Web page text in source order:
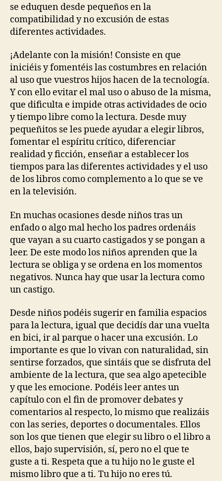
se eduquen desde pequeños en la
compatibilidad y no excusión de estas
diferentes actividades.
¡Adelante con la misión! Consiste en que
iniciéis y fomentéis las costumbres en relación
al uso que vuestros hijos hacen de la tecnología.
Y con ello evitar el mal uso o abuso de la misma,
que dificulta e impide otras actividades de ocio
y tiempo libre como la lectura. Desde muy
pequeñitos se les puede ayudar a elegir libros,
fomentar el espíritu crítico, diferenciar
realidad y ficción, enseñar a establecer los
tiempos para las diferentes actividades y el uso
de los libros como complemento a lo que se ve
en la televisión.
En muchas ocasiones desde niños tras un
enfado o algo mal hecho los padres ordenáis
que vayan a su cuarto castigados y se pongan a
leer. De este modo los niños aprenden que la
lectura se obliga y se ordena en los momentos
negativos. Nunca hay que usar la lectura como
un castigo.
Desde niños podéis sugerir en familia espacios
para la lectura, igual que decidís dar una vuelta
en bici, ir al parque o hacer una excusión. Lo
importante es que lo vivan con naturalidad, sin
sentirse forzados, que sintáis que se disfruta del
ambiente de la lectura, que sea algo apetecible
y que les emocione. Podéis leer antes un
capítulo con el fin de promover debates y
comentarios al respecto, lo mismo que realizáis
con las series, deportes o documentales. Ellos
son los que tienen que elegir su libro o el libro a
ellos, bajo supervisión, sí, pero no el que te
guste a ti. Respeta que a tu hijo no le guste el
mismo libro que a ti. Tu hijo no eres tú.